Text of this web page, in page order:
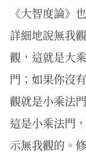
《大智度論》
詳細地說無我
觀，這就是大
門；如果你沒
觀就是小乘法
這是小乘法門
示無我觀的。